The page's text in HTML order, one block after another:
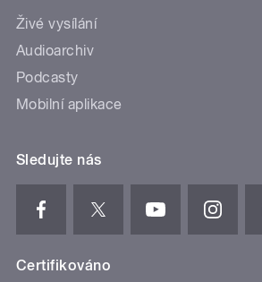
Živé vysílání
Audioarchiv
Podcasty
Mobilní aplikace
Sledujte nás
Certifikováno